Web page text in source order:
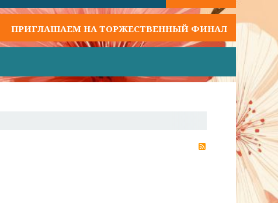
НА ТОРЖЕСТВЕННЫЙ ФИНАЛ ФЕСТИВАЛЯ